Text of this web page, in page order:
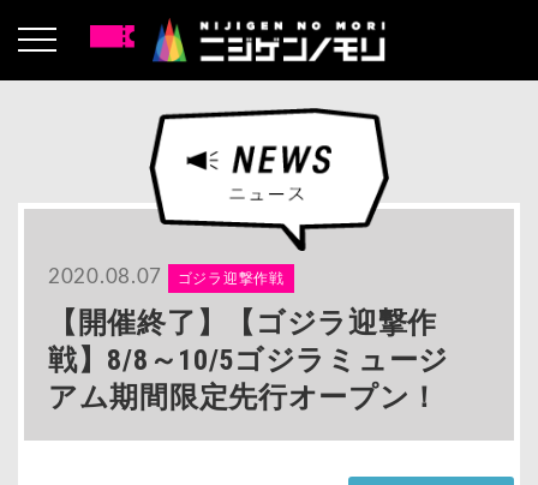
2020.08.07 ゴジラ迎撃作戦
【開催終了】【ゴジラ迎撃作
戦】8/8～10/5ゴジラミュージ
アム期間限定先行オープン！